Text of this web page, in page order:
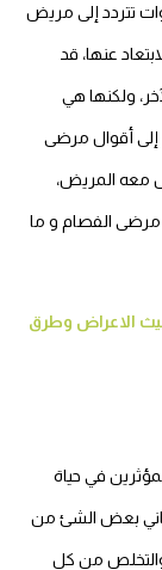
تتردد إلى مريض
عنها، قد
ولكنها هي
إلى أقوال مرضى
معه المريض،
مرضى الفصام و ما
الاعراض وطرق
في حياة
بعض الشئ من
والتخلص من كل